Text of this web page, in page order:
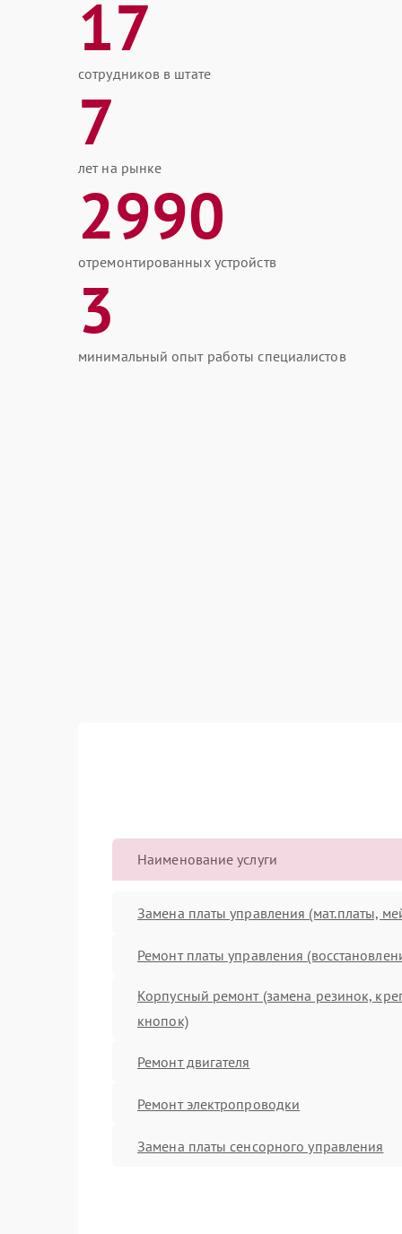
17
сотрудников в штате
7
лет на рынке
2990
отремонтированных устройств
3
минимальный опыт работы специалистов
Наименование услуги
Замена платы управления (мат.платы,
Ремонт платы управления
Корпусный ремонт (замена резинок,
кнопок)
Ремонт двигателя
Ремонт электропроводки
Замена платы сенсорного управления